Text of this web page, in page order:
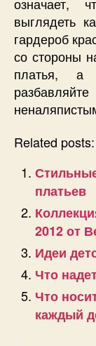
выглядеть
гардероб
со стороны
платья, а
Related posts:
платьев
2012 от
Идеи
Что
Что
каждый